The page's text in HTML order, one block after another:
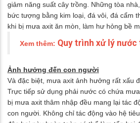
giảm năng suất cây trồng. Những tòa
bức tượng bằng kim loại, đá vôi, đá cẩm
khi bị mưa axit ăn mòn, làm hư hỏng bề
Xem thêm: Quy trình xử lý nước
Ảnh hưởng đến con người
Và đặc biệt, mưa axit ảnh hưởng rất xấu
Trực tiếp sử dụng phải nước có chứa
bị mưa axit thâm nhập đều mang lại tác
con người. Không chỉ tác động vào hệ